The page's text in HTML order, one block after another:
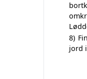
8)
jord